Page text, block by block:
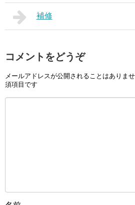
補修
コメントをどうぞ
メールアドレスが公開されることはありませ
須項目です